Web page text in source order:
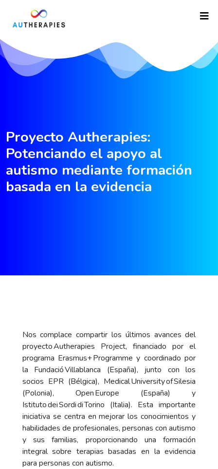
Proyecto Autherapies:
Potenciando el apoyo al
autismo mediante formación
basada en la evidencia
Nos complace compartir los últimos avances del
proyecto Autherapies Project, financiado por el
programa Erasmus+ Programme y coordinado por
la Fundació Villablanca (España), junto con los
socios EPR (Bélgica), Medical University of Silesia
(Polonia), Open Europe (España) y
Istituto dei Sordi di Torino (Italia). Esta importante
iniciativa se centra en mejorar los conocimientos y
habilidades de profesionales, personas con autismo
y sus familias, proporcionando una formación
integral sobre terapias basadas en la evidencia
para personas con autismo.